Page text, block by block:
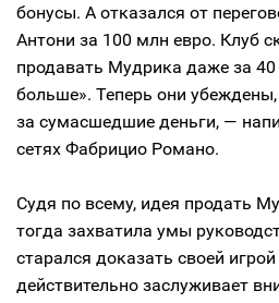
бонусы. А отказался от
Антони за 100 млн евро. Клуб
продавать Мудрика даже за
больше». Теперь они убеждены,
за сумасшедшие деньги, —
сетях Фабрицио Романо.
Судя по всему, идея продать
тогда захватила умы
старался доказать своей
действительно заслуживает